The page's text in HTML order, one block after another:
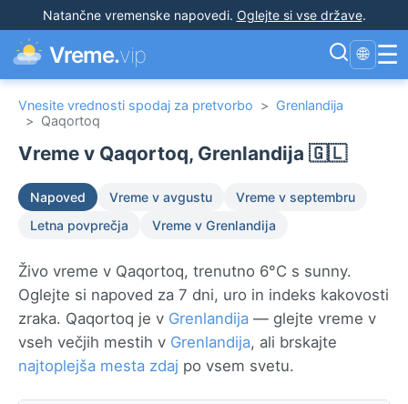
Natančne vremenske napovedi. Oglejte si vse države.
Vreme.vip 🌐 ☰
Vnesite vrednosti spodaj za pretvorbo > Grenlandija
> Qaqortoq
Vreme v Qaqortoq, Grenlandija 🇬🇱
Napoved Vreme v avgustu
Vreme v septembru
Letna povprečja
Vreme v Grenlandija
Živo vreme v Qaqortoq, trenutno 6°C s sunny.
Oglejte si napoved za 7 dni, uro in indeks kakovosti
zraka. Qaqortoq je v Grenlandija — glejte vreme v
vseh večjih mestih v Grenlandija, ali brskajte
najtoplejša mesta zdaj po vsem svetu.